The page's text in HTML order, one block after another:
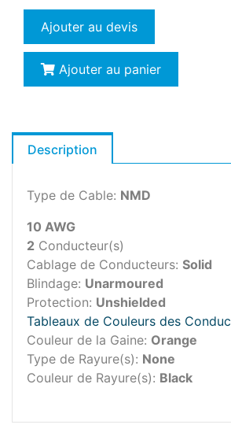
Ajouter au devis
Ajouter au panier
Description
Type de Cable: NMD
10 AWG
2 Conducteur(s)
Cablage de Conducteurs: Solid
Blindage: Unarmoured
Protection: Unshielded
Tableaux de Couleurs des
Couleur de la Gaine: Orange
Type de Rayure(s): None
Couleur de Rayure(s): Black